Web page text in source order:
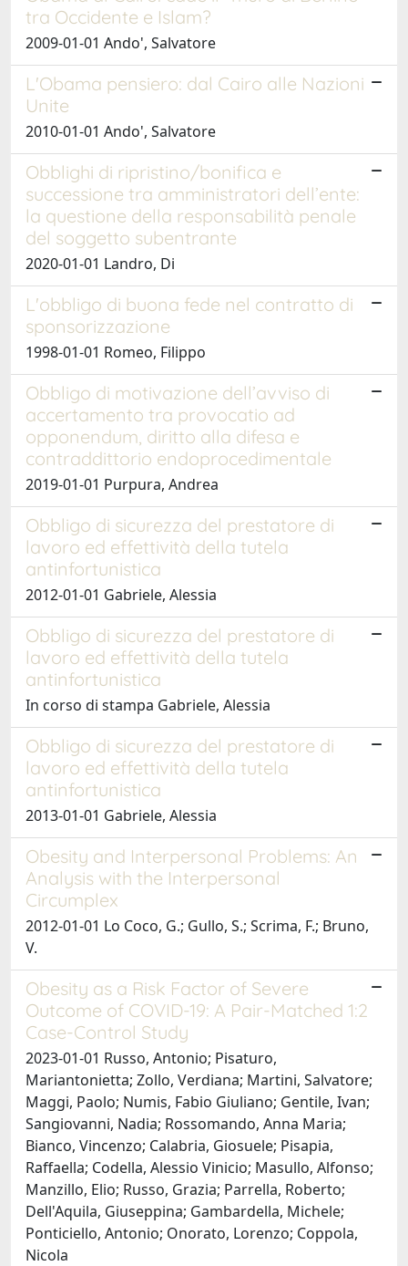
tra Occidente e Islam?
2009-01-01 Ando', Salvatore
L'Obama pensiero: dal Cairo alle Nazioni
Unite
2010-01-01 Ando', Salvatore
Obblighi di ripristino/bonifica e
successione tra amministratori dell’ente:
la questione della responsabilità penale
del soggetto subentrante
2020-01-01 Landro, Di
L'obbligo di buona fede nel contratto di
sponsorizzazione
1998-01-01 Romeo, Filippo
Obbligo di motivazione dell’avviso di
accertamento tra provocatio ad
opponendum, diritto alla difesa e
contraddittorio endoprocedimentale
2019-01-01 Purpura, Andrea
Obbligo di sicurezza del prestatore di
lavoro ed effettività della tutela
antinfortunistica
2012-01-01 Gabriele, Alessia
Obbligo di sicurezza del prestatore di
lavoro ed effettività della tutela
antinfortunistica
In corso di stampa Gabriele, Alessia
Obbligo di sicurezza del prestatore di
lavoro ed effettività della tutela
antinfortunistica
2013-01-01 Gabriele, Alessia
Obesity and Interpersonal Problems: An
Analysis with the Interpersonal
Circumplex
2012-01-01 Lo Coco, G.; Gullo, S.; Scrima, F.; Bruno,
V.
Obesity as a Risk Factor of Severe
Outcome of COVID-19: A Pair-Matched 1:2
Case-Control Study
2023-01-01 Russo, Antonio; Pisaturo,
Mariantonietta; Zollo, Verdiana; Martini, Salvatore;
Maggi, Paolo; Numis, Fabio Giuliano; Gentile, Ivan;
Sangiovanni, Nadia; Rossomando, Anna Maria;
Bianco, Vincenzo; Calabria, Giosuele; Pisapia,
Raffaella; Codella, Alessio Vinicio; Masullo, Alfonso;
Manzillo, Elio; Russo, Grazia; Parrella, Roberto;
Dell'Aquila, Giuseppina; Gambardella, Michele;
Ponticiello, Antonio; Onorato, Lorenzo; Coppola,
Nicola